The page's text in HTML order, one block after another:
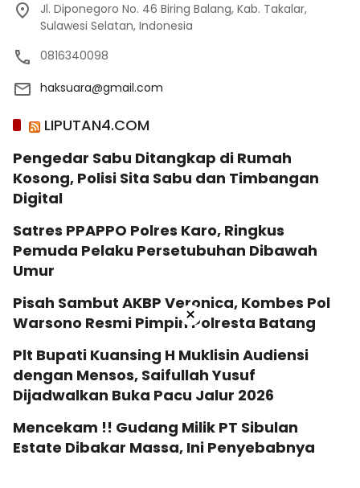
Jl. Diponegoro No. 46 Biring Balang, Kab. Takalar,
Sulawesi Selatan, Indonesia
0816340098
haksuara@gmail.com
LIPUTAN4.COM
Pengedar Sabu Ditangkap di Rumah
Kosong, Polisi Sita Sabu dan Timbangan
Digital
Satres PPAPPO Polres Karo, Ringkus
Pemuda Pelaku Persetubuhan Dibawah
Umur
Pisah Sambut AKBP Veronica, Kombes Pol
Warsono Resmi Pimpin Polresta Batang
Plt Bupati Kuansing H Muklisin Audiensi
dengan Mensos, Saifullah Yusuf
Dijadwalkan Buka Pacu Jalur 2026
Mencekam !! Gudang Milik PT Sibulan
Estate Dibakar Massa, Ini Penyebabnya
×